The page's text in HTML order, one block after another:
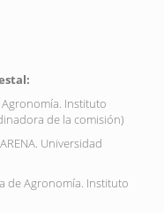
Agronomía. Instituto
de la comisión)
Universidad
de Agronomía. Instituto